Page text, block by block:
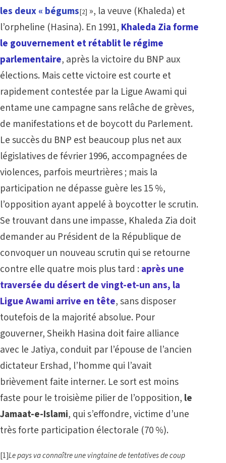
les deux« bégums[2] », la veuve (Khaleda) et
l’orpheline (Hasina). En 1991, Khaleda Zia forme
le gouvernement et rétablit le régime
parlementaire, après la victoire du BNP aux
élections. Mais cette victoire est courte et
rapidement contestée par la Ligue Awami qui
entame une campagne sans relâche de grèves,
de manifestations et de boycott du Parlement.
Le succès du BNP est beaucoup plus net aux
législatives de février 1996, accompagnées de
violences, parfois meurtrières ; mais la
participation ne dépasse guère les 15 %,
l’opposition ayant appelé à boycotter le scrutin.
Se trouvant dans une impasse, Khaleda Zia doit
demander au Président de la République de
convoquer un nouveau scrutin qui se retourne
contre elle quatre mois plus tard : après une
traversée du désert de vingt-et-un ans, la
Ligue Awami arrive en tête, sans disposer
toutefois de la majorité absolue. Pour
gouverner, Sheikh Hasina doit faire alliance
avec le Jatiya, conduit par l’épouse de l’ancien
dictateur Ershad, l’homme qui l’avait
brièvement faite interner. Le sort est moins
faste pour le troisième pilier de l’opposition, le
Jamaat-e-Islami, qui s’effondre, victime d’une
très forte participation électorale (70 %).
[1]Le pays va connaître une vingtaine de tentatives de coup